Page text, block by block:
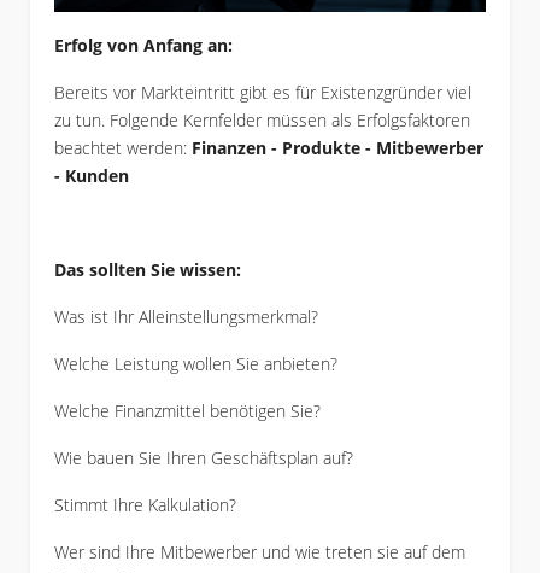
Erfolg von Anfang an:
Bereits vor Markteintritt gibt es für Existenzgründer viel
zu tun. Folgende Kernfelder müssen als Erfolgsfaktoren
beachtet werden: Finanzen - Produkte - Mitbewerber
- Kunden
Das sollten Sie wissen:
Was ist Ihr Alleinstellungsmerkmal?
Welche Leistung wollen Sie anbieten?
Welche Finanzmittel benötigen Sie?
Wie bauen Sie Ihren Geschäftsplan auf?
Stimmt Ihre Kalkulation?
Wer sind Ihre Mitbewerber und wie treten sie auf dem